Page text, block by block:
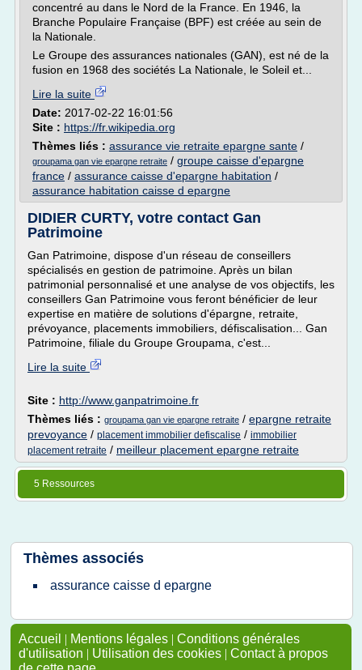
concentré au dans le Nord de la France. En 1946, la
Branche Populaire Française (BPF) est créée au sein de
la Nationale.
Le Groupe des assurances nationales (GAN), est né de la
fusion en 1968 des sociétés La Nationale, le Soleil et...
Lire la suite
Date: 2017-02-22 16:01:56
Site : https://fr.wikipedia.org
Thèmes liés : assurance vie retraite epargne sante /
groupama gan vie epargne retraite / groupe caisse d'epargne
france / assurance caisse d'epargne habitation /
assurance habitation caisse d epargne
DIDIER CURTY, votre contact Gan
Patrimoine
Gan Patrimoine, dispose d'un réseau de conseillers
spécialisés en gestion de patrimoine. Après un bilan
patrimonial personnalisé et une analyse de vos objectifs, les
conseillers Gan Patrimoine vous feront bénéficier de leur
expertise en matière de solutions d'épargne, retraite,
prévoyance, placements immobiliers, défiscalisation... Gan
Patrimoine, filiale du Groupe Groupama, c'est...
Lire la suite
Site : http://www.ganpatrimoine.fr
Thèmes liés : groupama gan vie epargne retraite / epargne retraite
prevoyance / placement immobilier defiscalise / immobilier
placement retraite / meilleur placement epargne retraite
5 Ressources
Thèmes associés
assurance caisse d epargne
Accueil | Mentions légales | Conditions générales
d'utilisation | Utilisation des cookies | Contact à propos